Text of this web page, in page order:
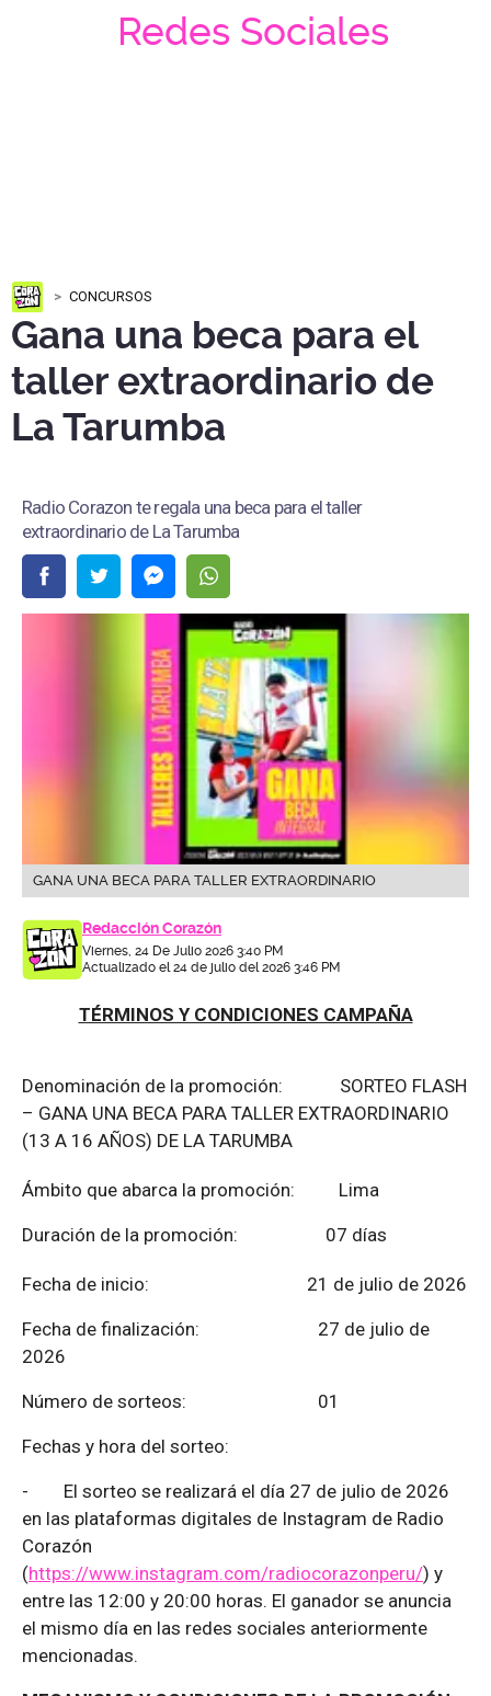
Redes Sociales
CONCURSOS
Gana una beca para el
taller extraordinario de
La Tarumba
Radio Corazon te regala una beca para el taller
extraordinario de La Tarumba
GANA UNA BECA PARA TALLER EXTRAORDINARIO
Redacción Corazón
Viernes, 24 De Julio 2026 3:40 PM
Actualizado el 24 de julio del 2026 3:46 PM
TÉRMINOS Y CONDICIONES CAMPAÑA
Denominación de la promoción: SORTEO FLASH
– GANA UNA BECA PARA TALLER EXTRAORDINARIO
(13 A 16 AÑOS) DE LA TARUMBA
Ámbito que abarca la promoción: Lima
Duración de la promoción: 07 días
Fecha de inicio: 21 de julio de 2026
Fecha de finalización:
27 de julio de
2026
Número de sorteos: 01
Fechas y hora del sorteo:
- El sorteo se realizará el día 27 de julio de 2026
en las plataformas digitales de Instagram de Radio
Corazón
(https://www.instagram.com/radiocorazonperu/) y
entre las 12:00 y 20:00 horas. El ganador se anuncia
el mismo día en las redes sociales anteriormente
mencionadas.